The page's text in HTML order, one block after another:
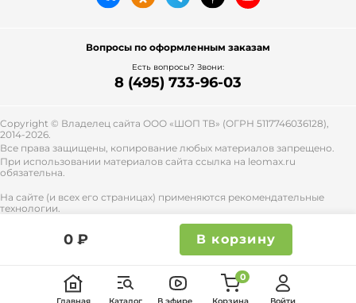
0
0 ₽ В корзину
Вопросы по оформленным заказам
Есть вопросы? Звони:
8 (495) 733-96-03
Copyright © Владелец сайта ООО «ШОП ТВ» (ОГРН 5117746036128),
2014-2026.
Все права защищены, копирование любых материалов запрещено.
При использовании материалов сайта ссылка на leomax.ru
обязательна.
На сайте (и всех его страницах) применяются рекомендательные
технологии.